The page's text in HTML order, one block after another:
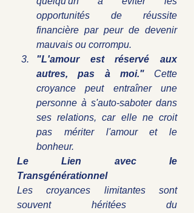
opportunités de réussite
financière par peur de devenir
mauvais ou corrompu.
"L'amour est réservé aux
autres, pas à moi." Cette
croyance peut entraîner une
personne à s'auto-saboter dans
ses relations, car elle ne croit
pas mériter l'amour et le
bonheur.
Le Lien avec le
Transgénérationnel
Les croyances limitantes sont
souvent héritées du